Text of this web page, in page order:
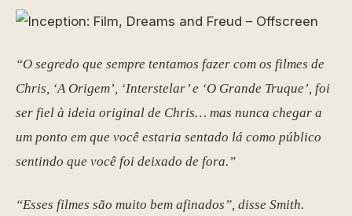
“O segredo que sempre tentamos fazer com os filmes de
Chris, ‘A Origem’, ‘Interstelar’ e ‘O Grande Truque’, foi
ser fiel à ideia original de Chris… mas nunca chegar a
um ponto em que você estaria sentado lá como público
sentindo que você foi deixado de fora.”
“Esses filmes são muito bem afinados”, disse Smith.